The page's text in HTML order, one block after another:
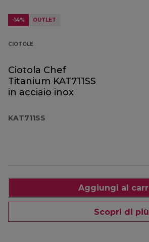
-14% OUTLET
CIOTOLE
Ciotola Chef
Titanium KAT711SS
in acciaio inox
KAT711SS
Aggiungi al
Scopri di più